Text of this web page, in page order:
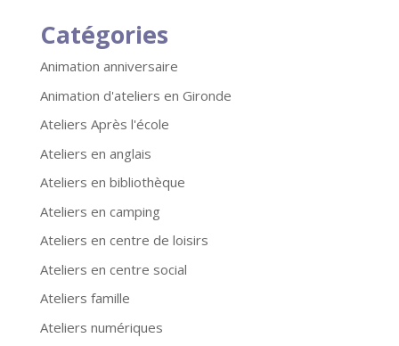
Catégories
Animation anniversaire
Animation d'ateliers en Gironde
Ateliers Après l'école
Ateliers en anglais
Ateliers en bibliothèque
Ateliers en camping
Ateliers en centre de loisirs
Ateliers en centre social
Ateliers famille
Ateliers numériques